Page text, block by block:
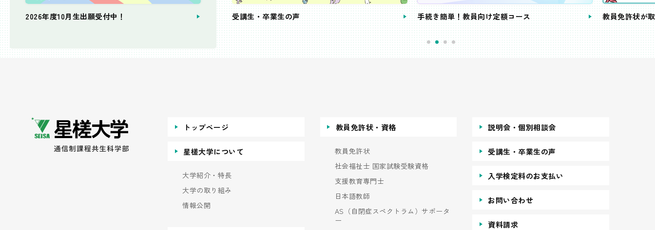
2026年度10月生出願受付中！
個別相談会 受講生・卒業生の声 手続き簡単！教員向け定額コース 教員免許状が
トップページ
星槎大学について
大学紹介・特長
大学の取り組み
情報公開
教員免許状・資格
教員免許状
社会福祉士 国家試験受験資格
支援教育専門士
日本語教師
AS（自閉症スペクトラム）サポータ
ー
説明会・個別相談会
受講生・卒業生の声
入学検定料のお支払い
お問い合わせ
資料請求